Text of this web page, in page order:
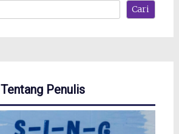
Cari
Tentang Penulis